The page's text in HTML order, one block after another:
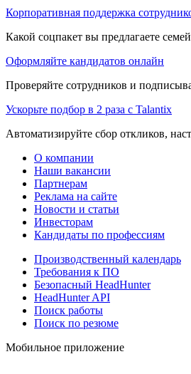
Корпоративная поддержка
Какой соцпакет вы предлагаете
Оформляйте кандидатов онлайн
Проверяйте сотрудников и
Ускорьте подбор в 2 раза с Talantix
Автоматизируйте сбор откликов,
О компании
Наши вакансии
Партнерам
Реклама на сайте
Новости и статьи
Инвесторам
Кандидаты по профессиям
Производственный календарь
Требования к ПО
Безопасный HeadHunter
HeadHunter API
Поиск работы
Поиск по резюме
Мобильное приложение